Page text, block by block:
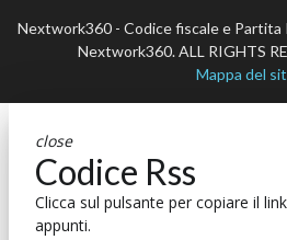
Nextwork360 - Codice fiscale e
Nextwork360. ALL RIGHTS
Mappa del
close
Codice Rss
Clicca sul pulsante per copiare il
appunti.